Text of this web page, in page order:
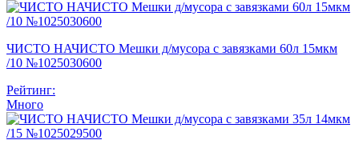
ЧИСТО НАЧИСТО Мешки д/мусора с завязками 60л 15мкм
/10 №1025030600
Рейтинг:
Много